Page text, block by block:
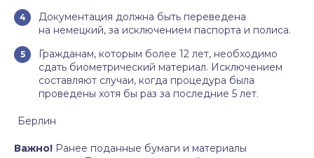
Документация должна быть переведена
на немецкий, за исключением паспорта и полиса.
Гражданам, которым более 12 лет, необходимо
сдать биометрический материал. Исключением
составляют случаи, когда процедура была
проведены хотя бы раз за последние 5 лет.
Берлин
Важно! Ранее поданные бумаги и материалы